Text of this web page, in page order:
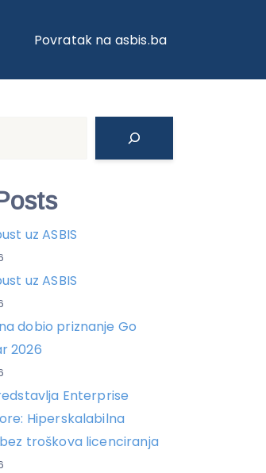
Povratak na asbis.ba
uz ASBIS
uz ASBIS
dobio priznanje Go
2026
Enterprise
Hiperskalabilna
troškova licenciranja